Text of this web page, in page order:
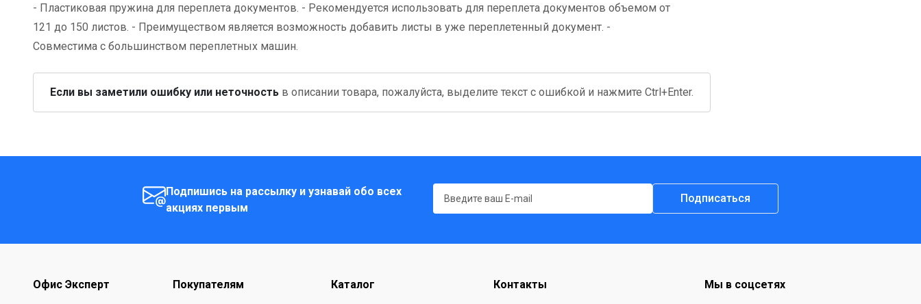
- Пластиковая пружина для переплета документов. - Рекомендуется использовать для переплета документов объемом от
121 до 150 листов. - Преимуществом является возможность добавить листы в уже переплетенный документ. -
Совместима с большинством переплетных машин.
Если вы заметили ошибку или неточность в описании товара, пожалуйста, выделите текст с ошибкой и нажмите Ctrl+Enter.
Подпишись на рассылку и узнавай обо всех
акциях первым
Подписаться
Офис Эксперт Покупателям Каталог Контакты Мы в соцсетях